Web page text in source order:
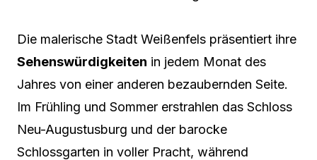
Die malerische Stadt Weißenfels präsentiert ihre
Sehenswürdigkeiten in jedem Monat des
Jahres von einer anderen bezaubernden Seite.
Im Frühling und Sommer erstrahlen das Schloss
Neu-Augustusburg und der barocke
Schlossgarten in voller Pracht, während